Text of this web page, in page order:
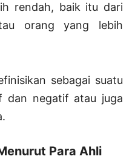
rendah, baik itu dari
orang yang lebih
sebagai suatu
dan negatif atau juga
Para Ahli